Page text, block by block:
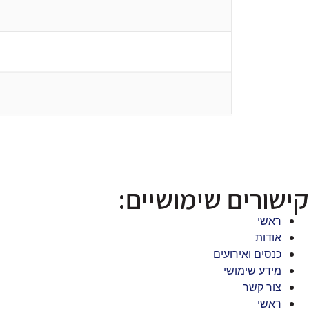
קישורים שימושיים:
ראשי
אודות
כנסים ואירועים
מידע שימושי
צור קשר
ראשי